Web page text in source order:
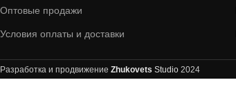
Оптовые продажи
Условия оплаты и доставки
Разработка и продвижение Zhukovets Studio 2024